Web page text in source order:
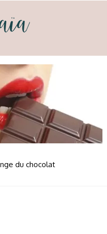
du chocolat